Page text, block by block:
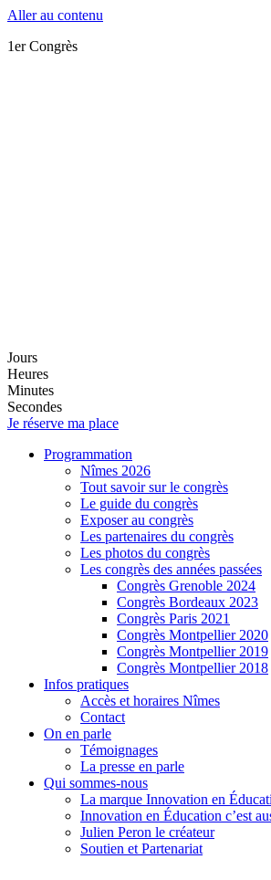
Aller au contenu
1er Congrès
Jours
Heures
Minutes
Secondes
Je réserve ma place
Programmation
Nîmes 2026
Tout savoir sur le congrès
Le guide du congrès
Exposer au congrès
Les partenaires du congrès
Les photos du congrès
Les congrès des années passées
Congrès Grenoble 2024
Congrès Bordeaux 2023
Congrès Paris 2021
Congrès Montpellier 2020
Congrès Montpellier 2019
Congrès Montpellier 2018
Infos pratiques
Accès et horaires Nîmes
Contact
On en parle
Témoignages
La presse en parle
Qui sommes-nous
La marque Innovation en
Innovation en Éducation c’est
Julien Peron le créateur
Soutien et Partenariat